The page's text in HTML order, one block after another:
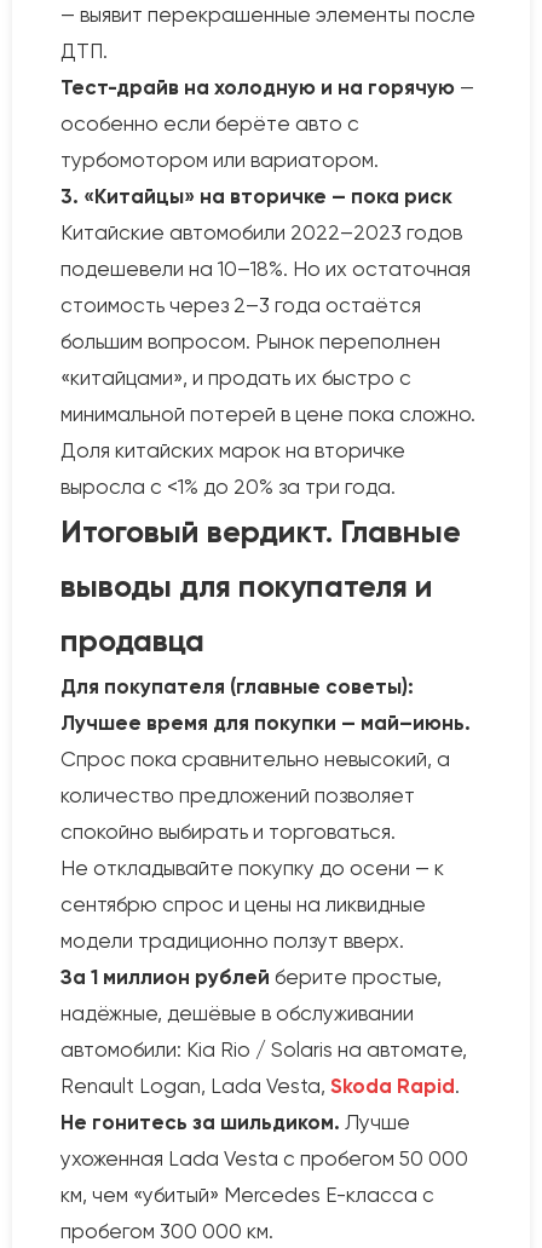
— выявит перекрашенные элементы после
ДТП.
Тест-драйв на холодную и на горячую —
особенно если берёте авто с
турбомотором или вариатором.
3. «Китайцы» на вторичке — пока риск
Китайские автомобили 2022–2023 годов
подешевели на 10–18%. Но их остаточная
стоимость через 2–3 года остаётся
большим вопросом. Рынок переполнен
«китайцами», и продать их быстро с
минимальной потерей в цене пока сложно.
Доля китайских марок на вторичке
выросла с <1% до 20% за три года.
Итоговый вердикт. Главные
выводы для покупателя и
продавца
Для покупателя (главные советы):
Лучшее время для покупки — май–июнь.
Спрос пока сравнительно невысокий, а
количество предложений позволяет
спокойно выбирать и торговаться.
Не откладывайте покупку до осени — к
сентябрю спрос и цены на ликвидные
модели традиционно ползут вверх.
За 1 миллион рублей берите простые,
надёжные, дешёвые в обслуживании
автомобили: Kia Rio / Solaris на автомате,
Renault Logan, Lada Vesta, Skoda Rapid.
Не гонитесь за шильдиком. Лучше
ухоженная Lada Vesta с пробегом 50 000
км, чем «убитый» Mercedes E-класса с
пробегом 300 000 км.